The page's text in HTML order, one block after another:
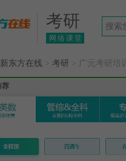
考研
网络课堂
新东方在线 > 考研 > 广元考研培
荐